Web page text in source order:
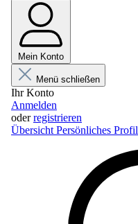
Mein Konto
Menü schließen
Ihr Konto
Anmelden
oderregistrieren
Übersicht Persönliches Profil